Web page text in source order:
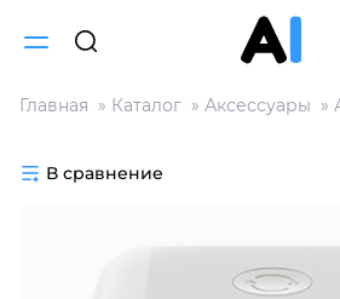
Главная Каталог Аксессуары
В сравнение
Разбейте
на части
без переплат